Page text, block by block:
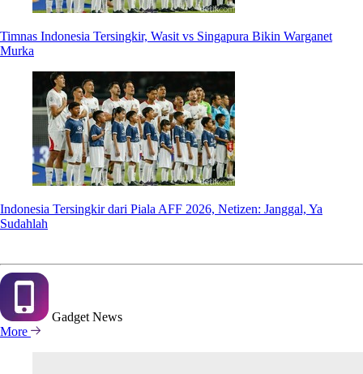
Timnas Indonesia Tersingkir, Wasit vs Singapura Bikin Warganet
Murka
Indonesia Tersingkir dari Piala AFF 2026, Netizen: Janggal, Ya
Sudahlah
Gadget News
More